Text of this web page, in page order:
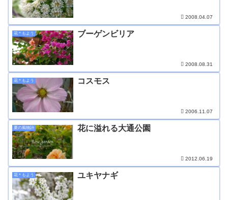
2008.04.07
花＊もよう ブーゲンビリア
2008.08.31
花＊もよう コスモス
2006.11.07
夏の風物詩 花に溢れる大通公園
2012.06.19
花＊もよう ユキヤナギ